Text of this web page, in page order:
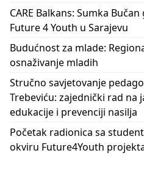
CARE Balkans: Sumka
Future 4 Youth u Sarajevu
Budućnost za mlade:
osnaživanje mladih
Stručno savjetovanje
Trebeviću: zajednički rad na
edukacije i prevenciji nasilja
Početak radionica sa
okviru Future4Youth